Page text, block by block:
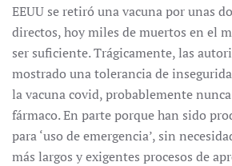
EEUU se retiró una vacuna por unas
directos, hoy miles de muertos en el
ser suficiente. Trágicamente, las
mostrado una tolerancia de
la vacuna covid, probablemente
fármaco. En parte porque han sido
para ‘uso de emergencia’, sin
más largos y exigentes procesos de